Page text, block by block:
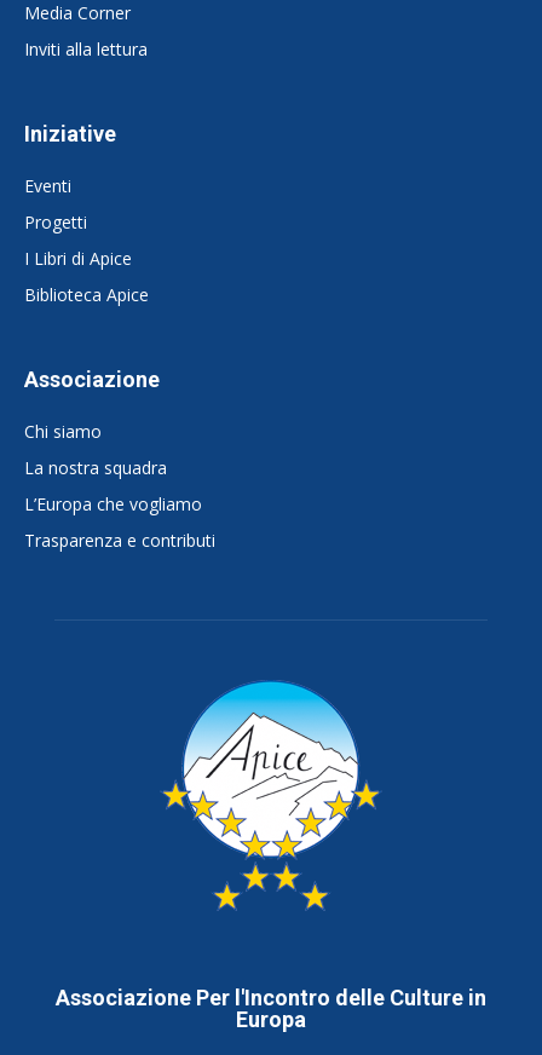
Media Corner
Inviti alla lettura
Iniziative
Eventi
Progetti
I Libri di Apice
Biblioteca Apice
Associazione
Chi siamo
La nostra squadra
L’Europa che vogliamo
Trasparenza e contributi
Associazione Per l'Incontro delle Culture in
Europa